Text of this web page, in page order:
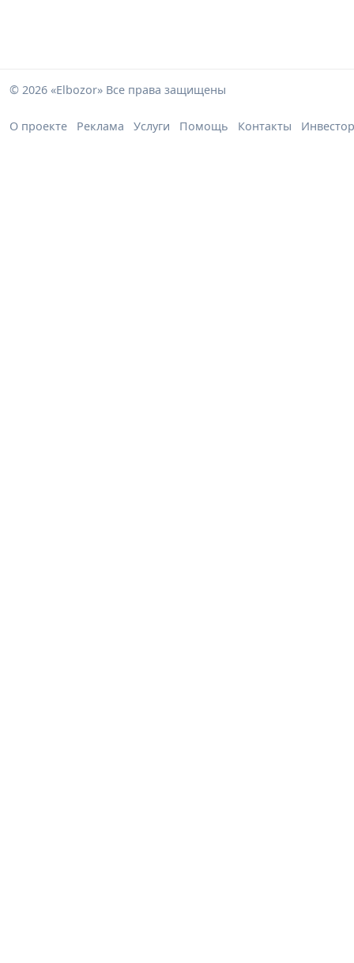
© 2026 «Elbozor» Все права защищены
О проекте Реклама Услуги Помощь Контакты